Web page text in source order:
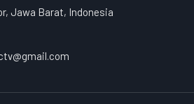
Jawa Barat, Indonesia